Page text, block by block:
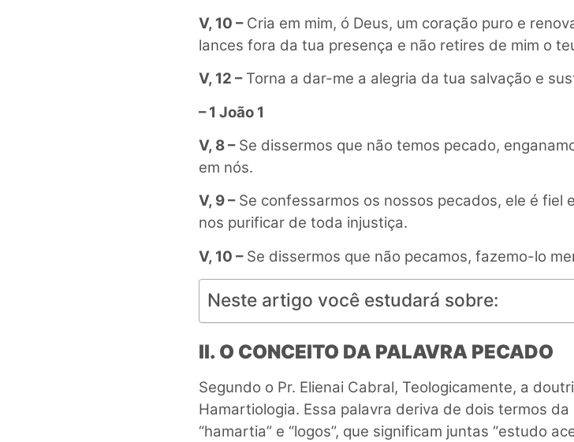
V, 10 –Cria em mim, ó Deus, um coração puro e
lances fora da tua presença e não retires de mim o
V, 12 –Torna a dar-me a alegria da tua salvação e
– 1 João 1
V, 8 –Se dissermos que não temos pecado,
em nós.
V, 9 –Se confessarmos os nossos pecados, ele é fiel
nos purificar de toda injustiça.
V, 10 –Se dissermos que não pecamos, fazemo-lo
Neste artigo você estudará sobre:
II. O CONCEITO DA PALAVRA PECADO
Segundo o Pr. Elienai Cabral, Teologicamente, a
Hamartiologia. Essa palavra deriva de dois termos
“hamartia” e “logos”, que significam juntas “estudo